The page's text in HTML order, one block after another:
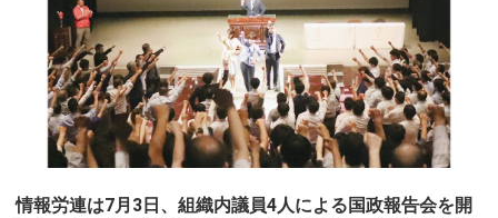
情報労連は7月3日、組織内議員4人による国政報告会を開